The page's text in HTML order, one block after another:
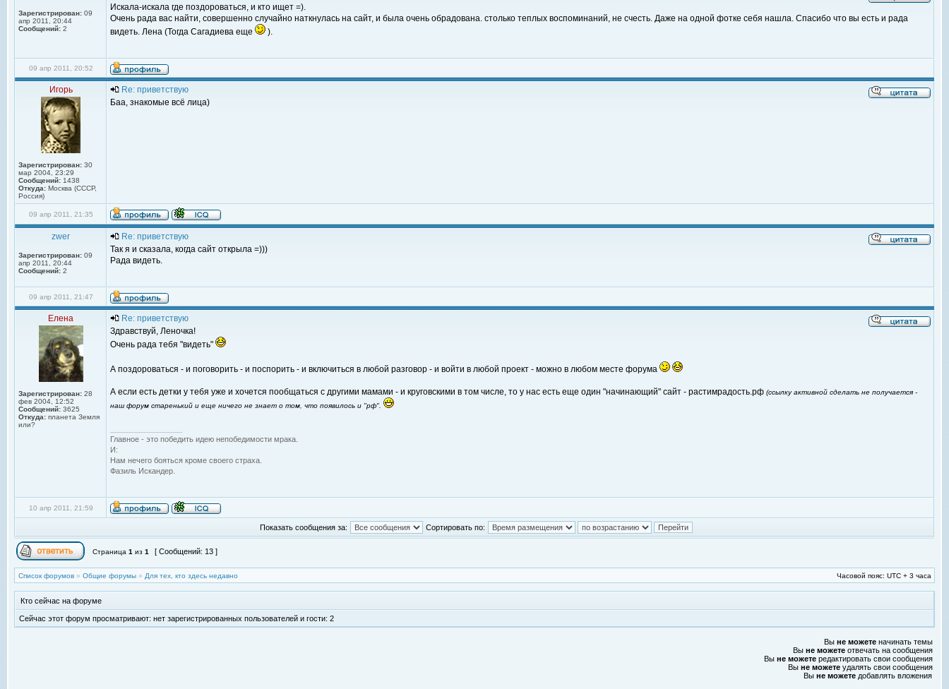
Зарегистрирован: 09
апр 2011, 20:44
Сообщений: 2
Искала-искала где поздороваться, и кто ищет =).
Очень рада вас найти, совершенно случайно наткнулась на сайт, и была очень обрадована. столько теплых воспоминаний, не счесть. Даже на одной фотке себя нашла. Спасибо что вы есть и рада
видеть. Лена (Тогда Сагадиева еще
).
09 апр 2011, 20:52
Игорь
Зарегистрирован: 30
мар 2004, 23:29
Сообщений: 1438
Откуда: Москва (СССР,
Россия)
Re: приветствую
Баа, знакомые всё лица)
09 апр 2011, 21:35
zwer
Зарегистрирован: 09
апр 2011, 20:44
Сообщений: 2
Re: приветствую
Так я и сказала, когда сайт открыла =)))
Рада видеть.
09 апр 2011, 21:47
Елена
Зарегистрирован: 28
фев 2004, 12:52
Сообщений: 3625
Откуда: планета Земля
или?
Re: приветствую
Здравствуй, Леночка!
Очень рада тебя "видеть"
А поздороваться - и поговорить - и поспорить - и включиться в любой разговор - и войти в любой проект - можно в любом месте форума
А если есть детки у тебя уже и хочется пообщаться с другими мамами - и круговскими в том числе, то у нас есть еще один "начинающий" сайт - растимрадость.рф (ссылку активной сделать не получается -
наш форум старенький и еще ничего не знает о том, что появилось и "рф".
Главное - это победить идею непобедимости мрака.
И:
Нам нечего бояться кроме своего страха.
Фазиль Искандер.
10 апр 2011, 21:59
Показать сообщения за: Сортировать по:
Страница 1 из 1 [ Сообщений: 13 ]
Список форумов » Общие форумы » Для тех, кто здесь недавно Часовой пояс: UTC + 3 часа
Кто сейчас на форуме
Сейчас этот форум просматривают: нет зарегистрированных пользователей и гости: 2
Вы не можете начинать темы
Вы не можете отвечать на сообщения
Вы не можете редактировать свои сообщения
Вы не можете удалять свои сообщения
Вы не можете добавлять вложения